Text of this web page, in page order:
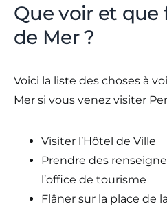
Que voir et que
de Mer ?
Voici la liste des choses à
Mer si vous venez visiter
Visiter l’Hôtel de Ville
Prendre des
l’office de tourisme
Flâner sur la place de